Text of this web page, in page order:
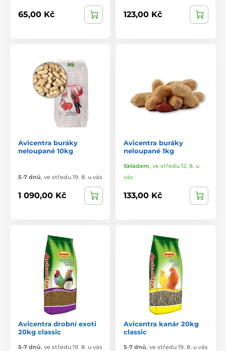
65,00 Kč 123,00 Kč
Avicentra buráky
neloupané 10kg
5-7 dnů, ve středu 19. 8. u vás
1 090,00 Kč
Avicentra buráky
neloupané 1kg
Skladem, ve středu 12. 8. u
vás
133,00 Kč
Avicentra drobní exoti
20kg classic
5-7 dnů, ve středu 19. 8. u vás
Avicentra kanár 20kg
classic
5-7 dnů, ve středu 19. 8. u vás